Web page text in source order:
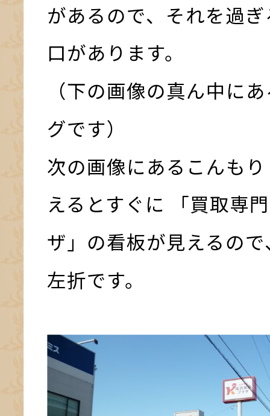
があるので、それを過
口があります。
（下の画像の真ん中に
グです）
次の画像にあるこんも
えるとすぐに 「買取専
ザ」の看板が見えるの
左折です。